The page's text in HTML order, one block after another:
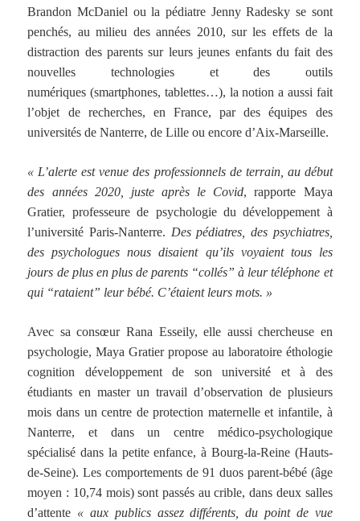
Brandon McDaniel ou la pédiatre Jenny Radesky se sont
penchés, au milieu des années 2010, sur les effets de la
distraction des parents sur leurs jeunes enfants du fait des
nouvelles technologies et des outils
numériques (smartphones, tablettes…), la notion a aussi fait
l’objet de recherches, en France, par des équipes des
universités de Nanterre, de Lille ou encore d’Aix-Marseille.
« L’alerte est venue des professionnels de terrain, au début
des années 2020, juste après le Covid, rapporte Maya
Gratier, professeure de psychologie du développement à
l’université Paris-Nanterre. Des pédiatres, des psychiatres,
des psychologues nous disaient qu’ils voyaient tous les
jours de plus en plus de parents “collés” à leur téléphone et
qui “rataient” leur bébé. C’étaient leurs mots. »
Avec sa consœur Rana Esseily, elle aussi chercheuse en
psychologie, Maya Gratier propose au laboratoire éthologie
cognition développement de son université et à des
étudiants en master un travail d’observation de plusieurs
mois dans un centre de protection maternelle et infantile, à
Nanterre, et dans un centre médico-psychologique
spécialisé dans la petite enfance, à Bourg-la-Reine (Hauts-
de-Seine). Les comportements de 91 duos parent-bébé (âge
moyen : 10,74 mois) sont passés au crible, dans deux salles
d’attente « aux publics assez différents, du point de vue